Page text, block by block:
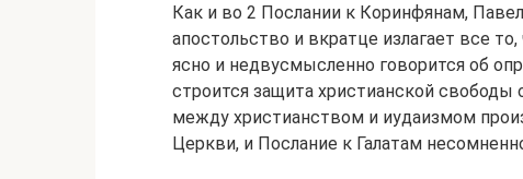
Как и во 2 Послании к Коринфянам,
апостольство и вкратце излагает все
ясно и недвусмысленно говорится об
строится защита христианской
между христианством и иудаизмом
Церкви, и Послание к Галатам